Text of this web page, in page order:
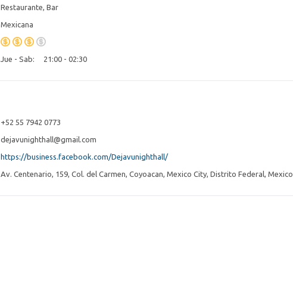
Restaurante, Bar
Mexicana
Jue - Sab: 21:00 - 02:30
+52 55 7942 0773
dejavunighthall@gmail.com
https://business.facebook.com/Dejavunighthall/
Av. Centenario, 159, Col. del Carmen, Coyoacan, Mexico City, Distrito Federal, Mexico